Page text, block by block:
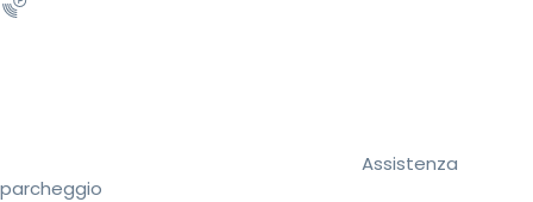
Assistenza
parcheggio